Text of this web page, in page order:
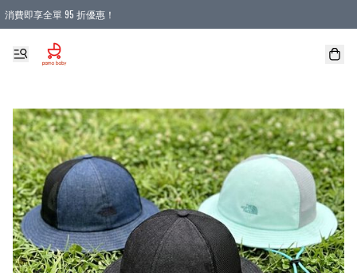
消費即享全單 95 折優惠！
購物滿 HKD 900.00即享免運費優惠！（適用於 本地送貨、本地取貨 )